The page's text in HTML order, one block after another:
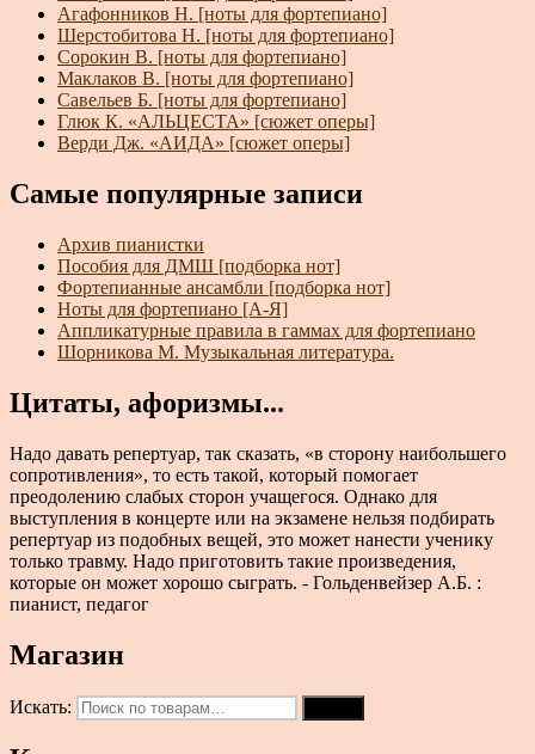
Агафонников Н. [ноты для фортепиано]
Шерстобитова Н. [ноты для фортепиано]
Сорокин В. [ноты для фортепиано]
Маклаков В. [ноты для фортепиано]
Савельев Б. [ноты для фортепиано]
Глюк К. «АЛЬЦЕСТА» [сюжет оперы]
Верди Дж. «АИДА» [сюжет оперы]
Самые популярные записи
Архив пианистки
Пособия для ДМШ [подборка нот]
Фортепианные ансамбли [подборка нот]
Ноты для фортепиано [А-Я]
Аппликатурные правила в гаммах для фортепиано
Шорникова М. Музыкальная литература.
Цитаты, афоризмы...
Надо давать репертуар, так сказать, «в сторону наибольшего
сопротивления», то есть такой, который помогает
преодолению слабых сторон учащегося. Однако для
выступления в концерте или на экзамене нельзя подбирать
репертуар из подобных вещей, это может нанести ученику
только травму. Надо приготовить такие произведения,
которые он может хорошо сыграть. - Гольденвейзер А.Б. :
пианист, педагог
Магазин
Искать: